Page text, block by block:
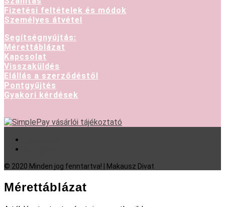
Fizetési feltételek és módok
Személyes átvétel
Segítségnyújtás:
Mérettáblázat
Kapcsolat
Visszaküldés
Elállás a szerződéstől
Pontgyűjtés
Gyakori kérdések
© 2020 Minden jog fenntartva! | Makausz Divat
Mérettáblázat